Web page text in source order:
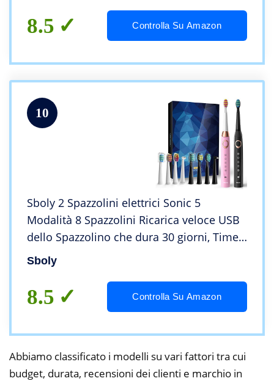
8.5 Controlla Su Amazon
10
Sboly 2 Spazzolini elettrici Sonic 5
Modalità 8 Spazzolini Ricarica veloce USB
dello Spazzolino che dura 30 giorni, Timer
Interno Intelligente Spazzolino Ricaricabile
Adulti e Bambini(Nero e Rosa)
Sboly
8.5 Controlla Su Amazon
Abbiamo classificato i modelli su vari fattori tra cui
budget, durata, recensioni dei clienti e marchio in